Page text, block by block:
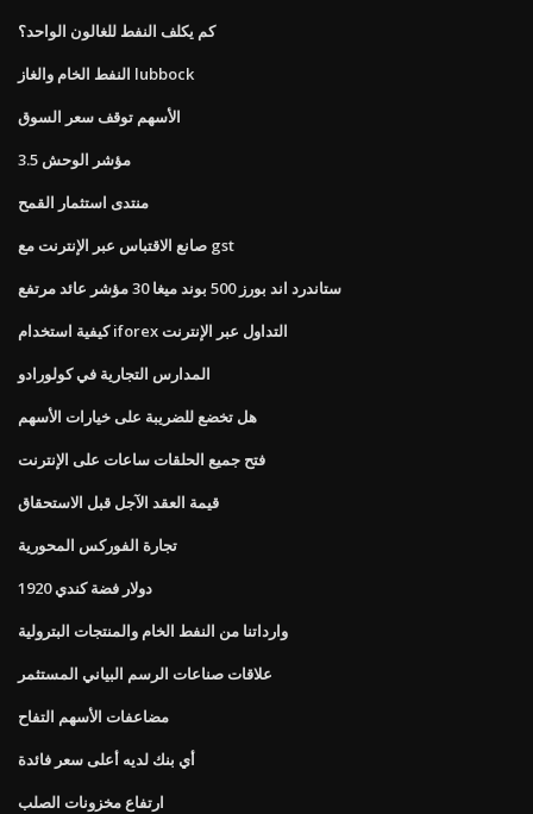
كم يكلف النفط للغالون الواحد؟
النفط الخام والغاز lubbock
الأسهم توقف سعر السوق
مؤشر الوحش 3.5
منتدى استثمار القمح
صانع الاقتباس عبر الإنترنت مع gst
ستاندرد اند بورز 500 بوند ميغا 30 مؤشر عائد مرتفع
كيفية استخدام iforex التداول عبر الإنترنت
المدارس التجارية في كولورادو
هل تخضع للضريبة على خيارات الأسهم
فتح جميع الحلقات ساعات على الإنترنت
قيمة العقد الآجل قبل الاستحقاق
تجارة الفوركس المحورية
1920 دولار فضة كندي
وارداتنا من النفط الخام والمنتجات البترولية
علاقات صناعات الرسم البياني المستثمر
مضاعفات الأسهم التفاح
أي بنك لديه أعلى سعر فائدة
ارتفاع مخزونات الصلب